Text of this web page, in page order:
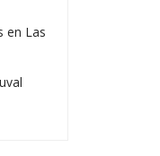
en Las